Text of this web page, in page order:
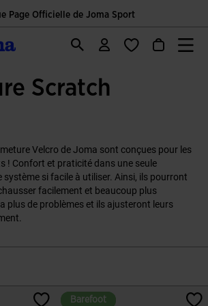
Page Officielle de Joma Sport
Scratch
Velcro de Joma sont conçues pour les
! Confort et praticité dans une seule
système si facile à utiliser. Ainsi, ils pourront
facilement et beaucoup plus
plus de problèmes et ils ajusteront leurs
Barefoot
Barefoot